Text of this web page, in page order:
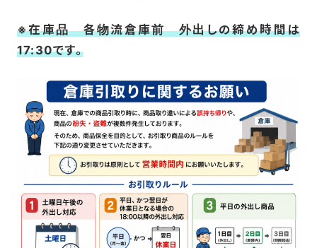
※在庫品 各物流倉庫前 外出しの締め時間は
17:30です。